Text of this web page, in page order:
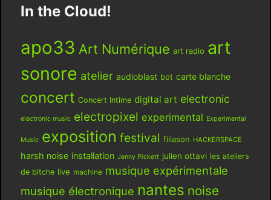
In the Cloud!
apo33 Art Numérique art radio art
sonore atelier audioblast bot carte blanche
concert Concert Intime digital art electronic
electronic music electropixel experimental Experimental
Music exposition festival filiason HACKERSPACE
harsh noise installation Jenny Pickett julien ottavi les ateliers
de bitche live machine musique expérimentale
musique électronique nantes noise